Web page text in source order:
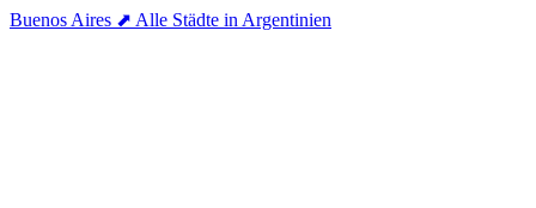
Buenos Aires ⬈ Alle Städte in Argentinien